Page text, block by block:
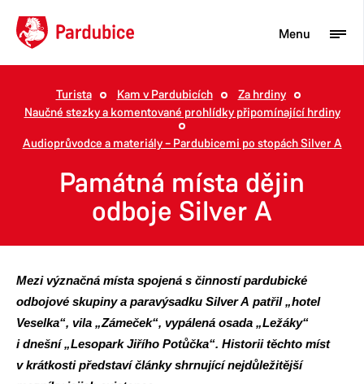
Turista
Aktuality
Občan
Podnikatel
Město
Turista Kam v Pardubicích
Za hrdiny
Naučné stezky a komentované prohlídky připomínající hrdiny
Audioprůvodce a materiály – Pardubicemi po stopách Silver A
Památná místa dějin
odboje Silver A
Mezi význačná místa spojená s činností pardubické
odbojové skupiny a paravýsadku Silver A patřil „hotel
Veselka“, vila „Zámeček“, vypálená osada „Ležáky“
i dnešní „Lesopark Jiřího Potůčka“. Historii těchto míst
v krátkosti představí články shrnující nejdůležitější
Menu